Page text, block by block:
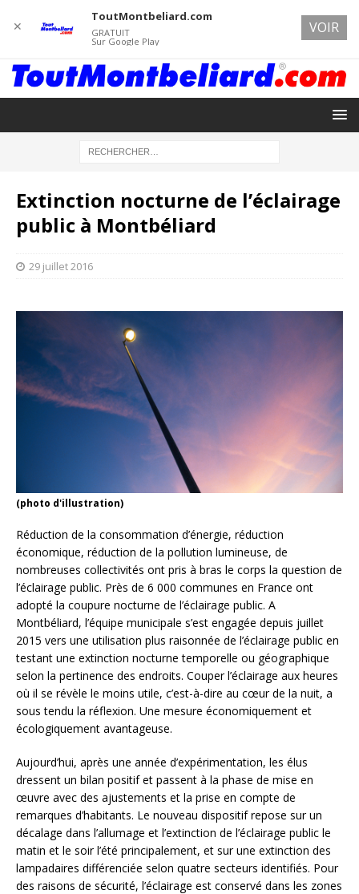
Extinction nocturne de l’éclairage
public à Montbéliard
29 juillet 2016
(photo d'illustration)
Réduction de la consommation d’énergie, réduction
économique, réduction de la pollution lumineuse, de
nombreuses collectivités ont pris à bras le corps la question de
l’éclairage public. Près de 6 000 communes en France ont
adopté la coupure nocturne de l’éclairage public. A
Montbéliard, l’équipe municipale s’est engagée depuis juillet
2015 vers une utilisation plus raisonnée de l’éclairage public en
testant une extinction nocturne temporelle ou géographique
selon la pertinence des endroits. Couper l’éclairage aux heures
où il se révèle le moins utile, c’est-à-dire au cœur de la nuit, a
sous tendu la réflexion. Une mesure économiquement et
écologiquement avantageuse.
Aujourd’hui, après une année d’expérimentation, les élus
dressent un bilan positif et passent à la phase de mise en
œuvre avec des ajustements et la prise en compte de
remarques d’habitants. Le nouveau dispositif repose sur un
décalage dans l’allumage et l’extinction de l’éclairage public le
matin et le soir l’été principalement, et sur une extinction des
lampadaires différenciée selon quatre secteurs identifiés. Pour
des raisons de sécurité, l’éclairage est conservé dans les zones
✕
ToutMontbeliard.com
GRATUIT
Sur Google Play
VOIR